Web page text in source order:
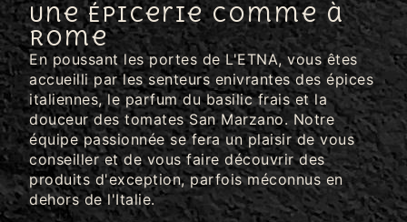
Une Épicerie Comme à
Rome
En poussant les portes de L'ETNA, vous êtes
accueilli par les senteurs enivrantes des épices
italiennes, le parfum du basilic frais et la
douceur des tomates San Marzano. Notre
équipe passionnée se fera un plaisir de vous
conseiller et de vous faire découvrir des
produits d'exception, parfois méconnus en
dehors de l'Italie.